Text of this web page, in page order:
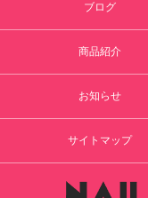
ブログ
商品紹介
お知らせ
サイトマップ